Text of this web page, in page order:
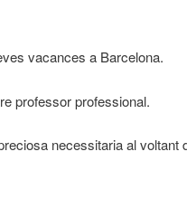
vacances a Barcelona.
professor professional.
necessitaria al voltant